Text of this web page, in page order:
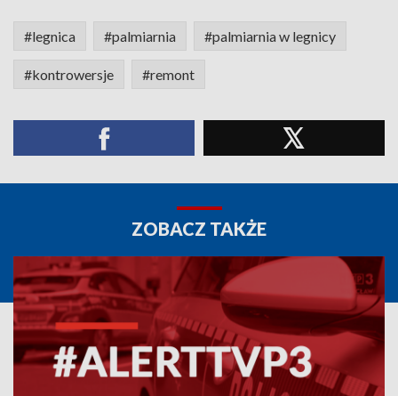
#legnica #palmiarnia #palmiarnia w legnicy
#kontrowersje #remont
ZOBACZ TAKŻE